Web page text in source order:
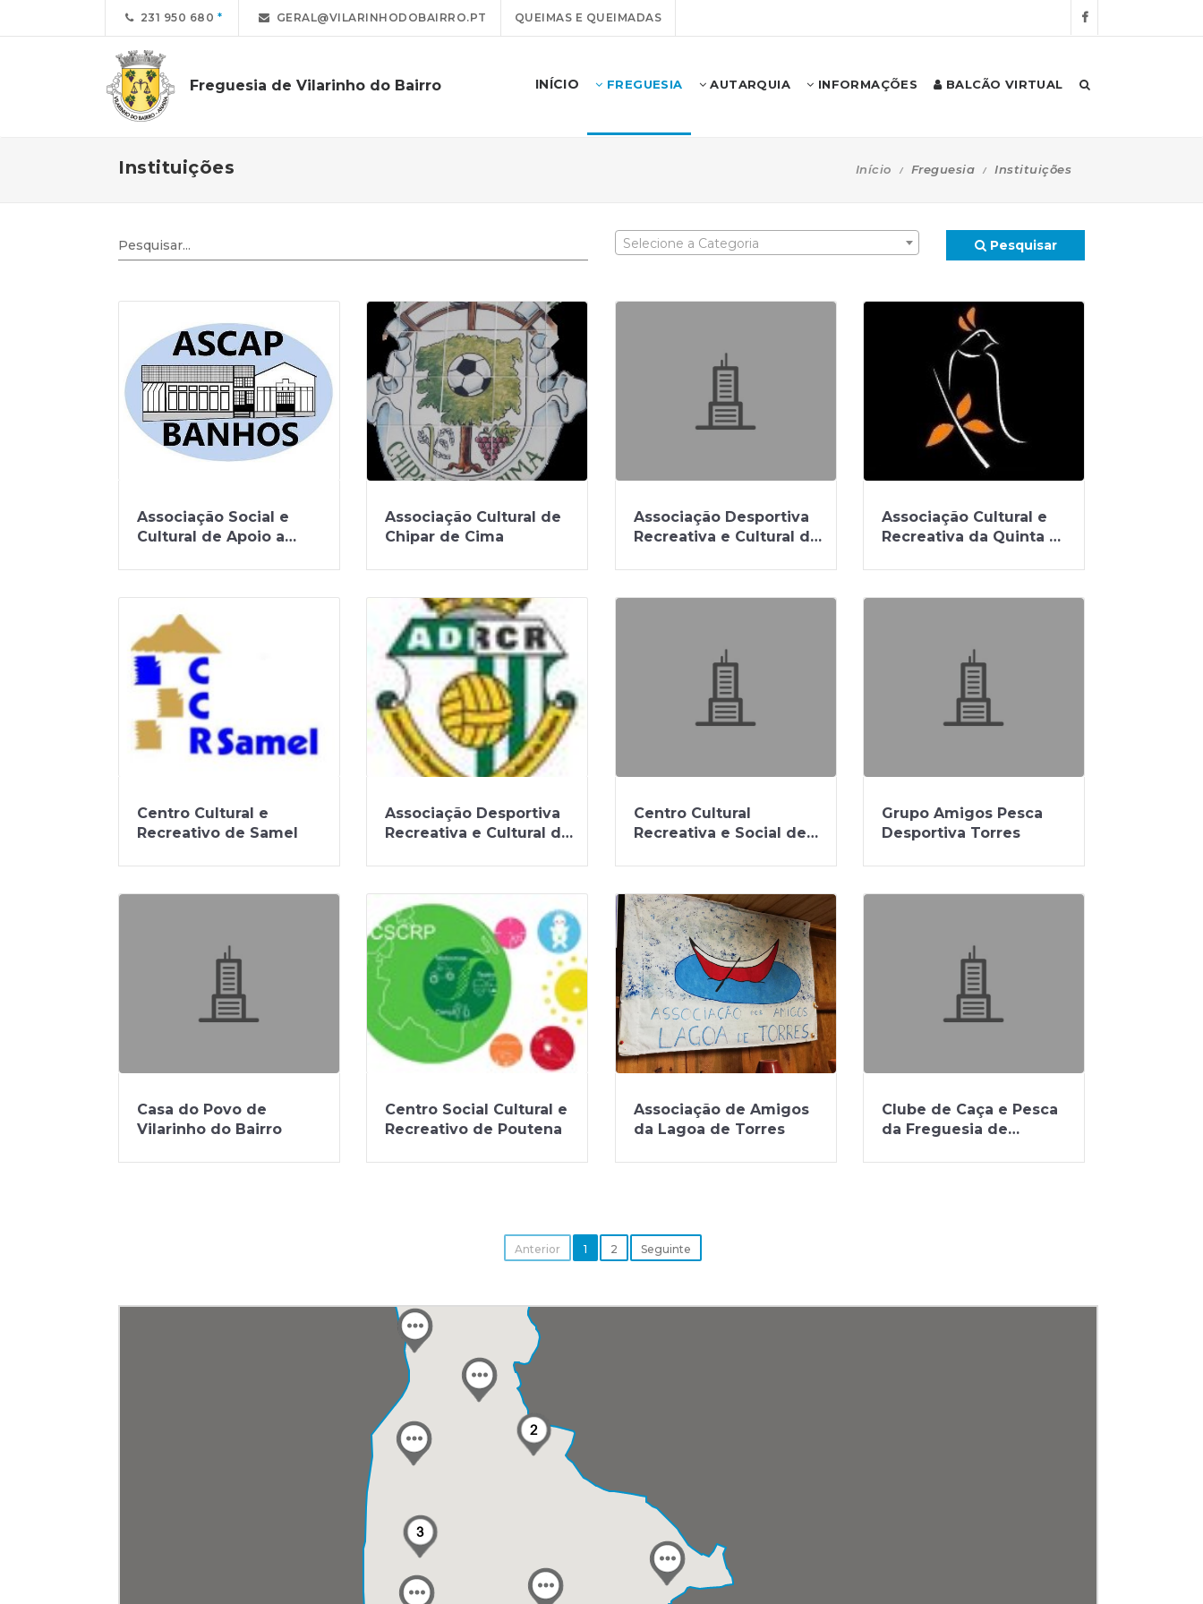
231 950 680 GERAL@VILARINHODOBAIRRO.PT QUEIMAS E QUEIMADAS
Freguesia de Vilarinho do Bairro INÍCIO FREGUESIA AUTARQUIA INFORMAÇÕES BALCÃO VIRTUAL
Instituições Início Freguesia Instituições
Selecione a Categoria Pesquisar
Associação Social e
Cultural de Apoio a
Associação Cultural de
Chipar de Cima
Associação Desportiva
Recreativa e Cultural de
Associação Cultural e
Recreativa da Quinta do
Centro Cultural e
Recreativo de Samel
Associação Desportiva
Recreativa e Cultural da
Centro Cultural
Recreativa e Social de
Grupo Amigos Pesca
Desportiva Torres
Casa do Povo de
Vilarinho do Bairro
Centro Social Cultural e
Recreativo de Poutena
Associação de Amigos
da Lagoa de Torres
Clube de Caça e Pesca
da Freguesia de
Anterior 1 2 Seguinte
2
3